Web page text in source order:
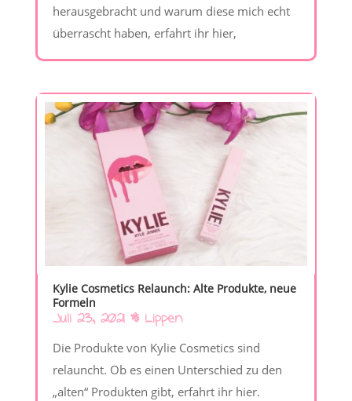
herausgebracht und warum diese mich echt
überrascht haben, erfahrt ihr hier,
Kylie Cosmetics Relaunch: Alte Produkte, neue
Formeln
Juli 23, 2021| Lippen
Die Produkte von Kylie Cosmetics sind
relauncht. Ob es einen Unterschied zu den
„alten“ Produkten gibt, erfahrt ihr hier.